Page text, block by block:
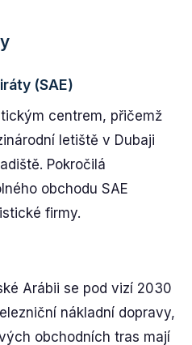
(SAE)
centrem, přičemž
letiště v Dubaji
Pokročilá
obchodu SAE
firmy.
Arábii se pod vizí 2030
nákladní dopravy,
obchodních tras mají